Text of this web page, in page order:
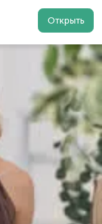
Открыть
Повара у